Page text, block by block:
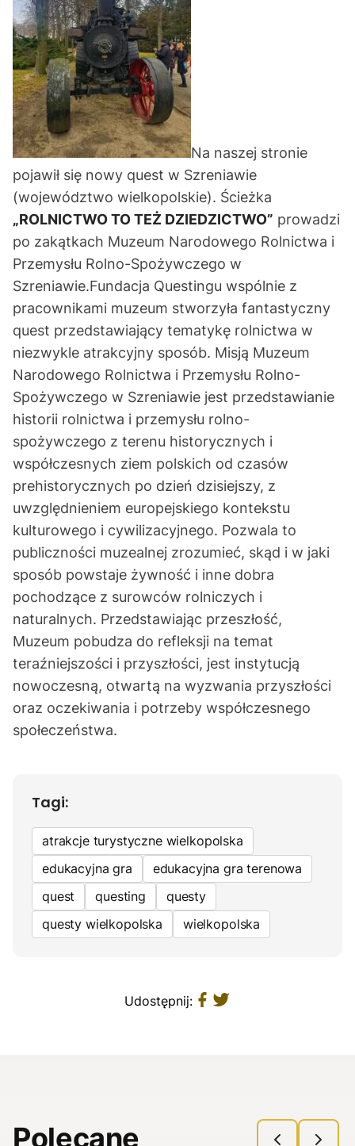
Na naszej stronie
pojawił się nowy quest w Szreniawie
(województwo wielkopolskie). Ścieżka
„ROLNICTWO TO TEŻ DZIEDZICTWO” prowadzi
po zakątkach Muzeum Narodowego Rolnictwa i
Przemysłu Rolno-Spożywczego w
Szreniawie.Fundacja Questingu wspólnie z
pracownikami muzeum stworzyła fantastyczny
quest przedstawiający tematykę rolnictwa w
niezwykle atrakcyjny sposób. Misją Muzeum
Narodowego Rolnictwa i Przemysłu Rolno-
Spożywczego w Szreniawie jest przedstawianie
historii rolnictwa i przemysłu rolno-
spożywczego z terenu historycznych i
współczesnych ziem polskich od czasów
prehistorycznych po dzień dzisiejszy, z
uwzględnieniem europejskiego kontekstu
kulturowego i cywilizacyjnego. Pozwala to
publiczności muzealnej zrozumieć, skąd i w jaki
sposób powstaje żywność i inne dobra
pochodzące z surowców rolniczych i
naturalnych. Przedstawiając przeszłość,
Muzeum pobudza do refleksji na temat
teraźniejszości i przyszłości, jest instytucją
nowoczesną, otwartą na wyzwania przyszłości
oraz oczekiwania i potrzeby współczesnego
społeczeństwa.
Tagi:
atrakcje turystyczne wielkopolska
edukacyjna gra
edukacyjna gra terenowa
quest
questing
questy
questy wielkopolska
wielkopolska
Udostępnij:
Polecane